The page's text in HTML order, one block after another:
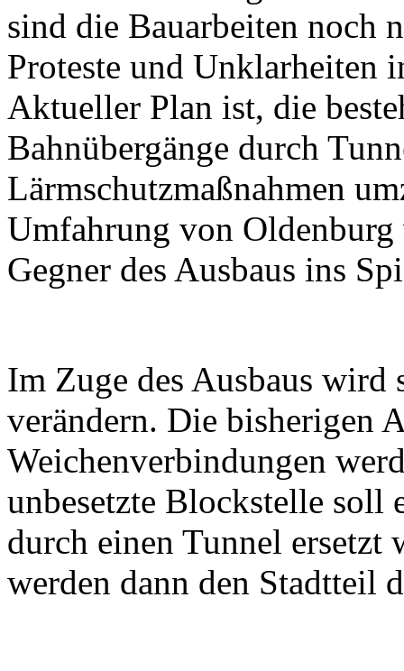
sind die Bauarbeiten noch
Proteste und Unklarheiten
Aktueller Plan ist, die
Bahnübergänge durch
Lärmschutzmaßnahmen
Umfahrung von
Gegner des Ausbaus ins
Im Zuge des Ausbaus
verändern. Die bisherigen
Weichenverbindungen
unbesetzte Blockstelle soll
durch einen Tunnel ersetzt
werden dann den Stadtteil